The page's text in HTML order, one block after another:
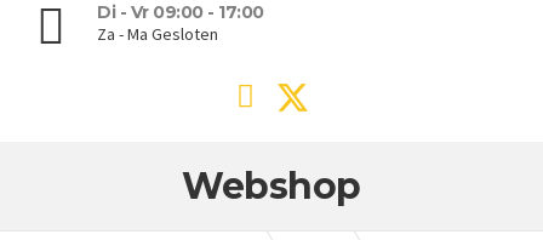
Di - Vr 09:00 - 17:00
Za - Ma Gesloten
Webshop